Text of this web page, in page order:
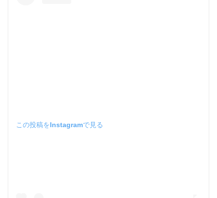
この投稿をInstagramで見る